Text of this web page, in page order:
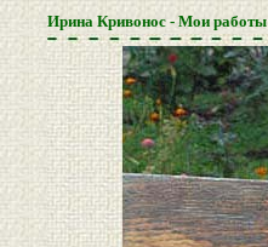
Ирина Кривонос - Мои работы